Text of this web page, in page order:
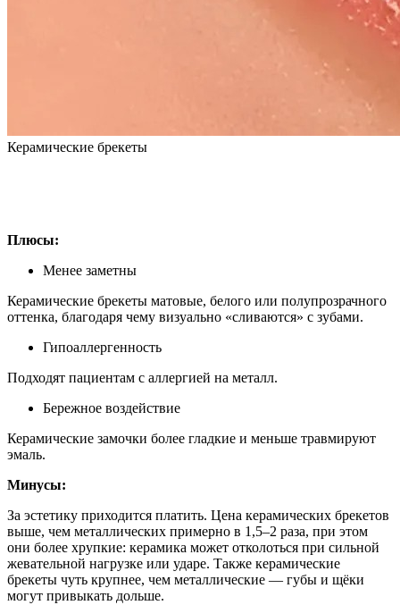
Керамические брекеты
Плюсы:
Менее заметны
Керамические брекеты матовые, белого или полупрозрачного
оттенка, благодаря чему визуально «сливаются» с зубами.
Гипоаллергенность
Подходят пациентам с аллергией на металл.
Бережное воздействие
Керамические замочки более гладкие и меньше травмируют
эмаль.
Минусы:
За эстетику приходится платить. Цена керамических брекетов
выше, чем металлических примерно в 1,5–2 раза, при этом
они более хрупкие: керамика может отколоться при сильной
жевательной нагрузке или ударе. Также керамические
брекеты чуть крупнее, чем металлические — губы и щёки
могут привыкать дольше.